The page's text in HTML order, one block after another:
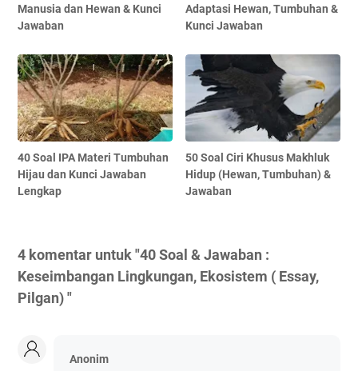
Manusia dan Hewan & Kunci
Jawaban
Adaptasi Hewan, Tumbuhan &
Kunci Jawaban
40 Soal IPA Materi Tumbuhan
Hijau dan Kunci Jawaban
Lengkap
50 Soal Ciri Khusus Makhluk
Hidup (Hewan, Tumbuhan) &
Jawaban
4 komentar untuk "40 Soal & Jawaban :
Keseimbangan Lingkungan, Ekosistem ( Essay,
Pilgan) "
Anonim